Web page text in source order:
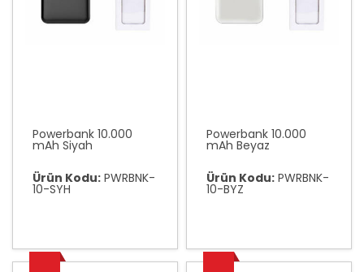
Powerbank 10.000
mAh Siyah
Ürün Kodu: PWRBNK-
10-SYH
Powerbank 10.000
mAh Beyaz
Ürün Kodu: PWRBNK-
10-BYZ